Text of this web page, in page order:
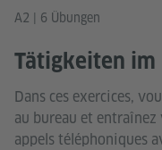
A2 | 6 Übungen
Tätigkeiten im
Dans ces exercices,
au bureau et
appels téléphoniques